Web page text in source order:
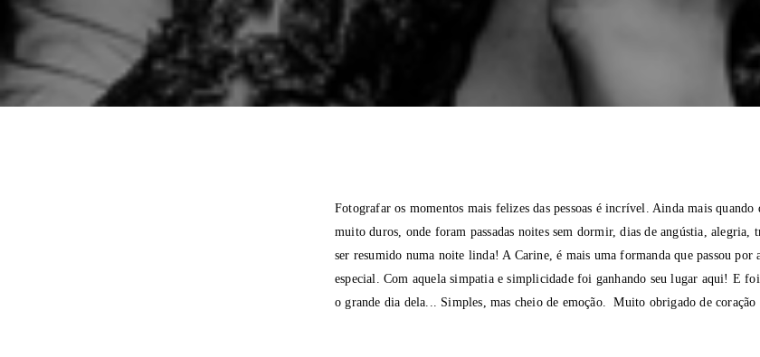
Fotografar os momentos mais felizes das pessoas é incrível. Ainda mais quando
muito duros, onde foram passadas noites sem dormir, dias de angústia, alegria,
ser resumido numa noite linda! A Carine, é mais uma formanda que passou por
especial. Com aquela simpatia e simplicidade foi ganhando seu lugar aqui! E
o grande dia dela... Simples, mas cheio de emoção. Muito obrigado de